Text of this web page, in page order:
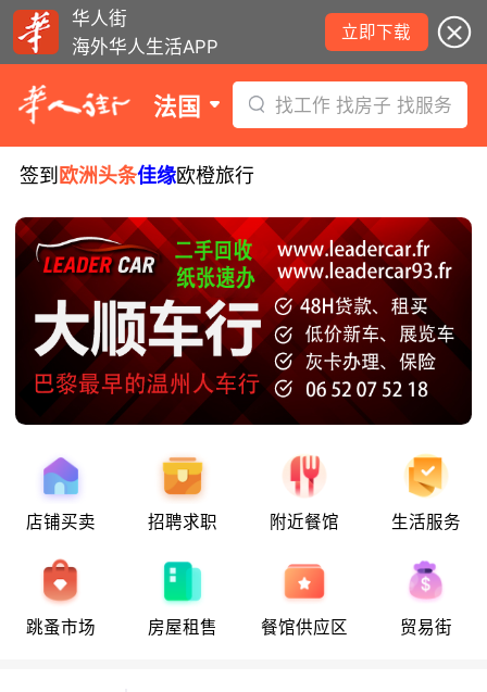
华人街
海外华人生活APP
立即下载
法国 找工作 找房子 找服务
签到 欧洲头条佳缘欧橙旅行
店铺买卖 招聘求职 附近餐馆 生活服务
跳蚤市场 房屋租售 餐馆供应区 贸易街
八月十五警惕恐袭！